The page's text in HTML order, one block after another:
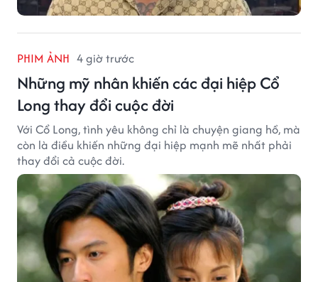
PHIM ẢNH 4 giờ trước
Những mỹ nhân khiến các đại hiệp Cổ
Long thay đổi cuộc đời
Với Cổ Long, tình yêu không chỉ là chuyện giang hồ, mà
còn là điều khiến những đại hiệp mạnh mẽ nhất phải
thay đổi cả cuộc đời.